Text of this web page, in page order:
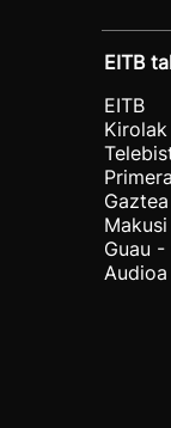
EITB
EITB
Kirolak
Gaztea
Makusi
Guau -
Audioa